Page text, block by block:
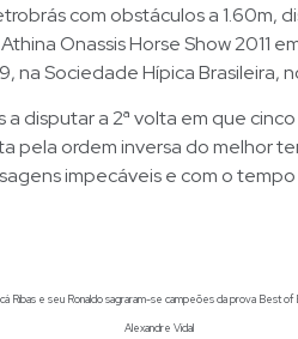
com obstáculos a 1.60m,
Onassis Horse Show 2011
na Sociedade Hípica Brasileira,
disputar a 2ª volta em que cinco
pela ordem inversa do melhor
impecáveis e com o
Ribas e seu Ronaldo sagraram-se campeões da prova Best
Alexandre Vidal